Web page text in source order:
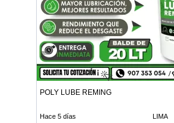
POLY LUBE REMING
Hace 5 días LIMA